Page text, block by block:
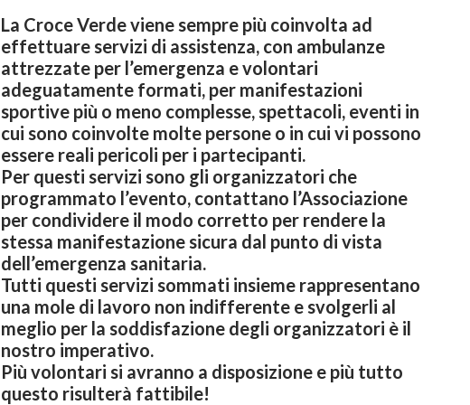
La Croce Verde viene sempre più coinvolta ad
effettuare servizi di assistenza, con ambulanze
attrezzate per l’emergenza e volontari
adeguatamente formati, per manifestazioni
sportive più o meno complesse, spettacoli, eventi in
cui sono coinvolte molte persone o in cui vi possono
essere reali pericoli per i partecipanti.
Per questi servizi sono gli organizzatori che
programmato l’evento, contattano l’Associazione
per condividere il modo corretto per rendere la
stessa manifestazione sicura dal punto di vista
dell’emergenza sanitaria.
Tutti questi servizi sommati insieme rappresentano
una mole di lavoro non indifferente e svolgerli al
meglio per la soddisfazione degli organizzatori è il
nostro imperativo.
Più volontari si avranno a disposizione e più tutto
questo risulterà fattibile!